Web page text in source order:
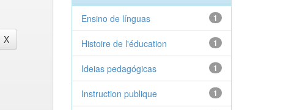
1
Ensino de línguas
1
Histoire de l'éducation
1
Ideias pedagógicas
1
Instruction publique